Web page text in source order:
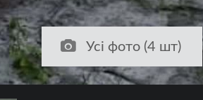
Усі фото (4 шт)